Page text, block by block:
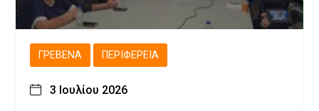
ΓΡΕΒΕΝΆ ΠΕΡΙΦΈΡΕΙΑ
3 Ιουλίου 2026